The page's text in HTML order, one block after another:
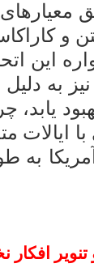
و
این
به دلیل
یابد،
ایالات
آمریکا
افکار